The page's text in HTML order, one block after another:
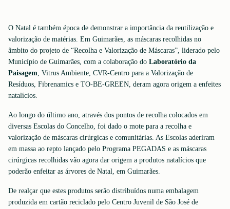
O Natal é também época de demonstrar a importância da reutilização e
valorização de matérias. Em Guimarães, as máscaras recolhidas no
âmbito do projeto de “Recolha e Valorização de Máscaras”, liderado pelo
Município de Guimarães, com a colaboração do Laboratório da
Paisagem, Vitrus Ambiente, CVR-Centro para a Valorização de
Resíduos, Fibrenamics e TO-BE-GREEN, deram agora origem a enfeites
natalícios.
Ao longo do último ano, através dos pontos de recolha colocados em
diversas Escolas do Concelho, foi dado o mote para a recolha e
valorização de máscaras cirúrgicas e comunitárias. As Escolas aderiram
em massa ao repto lançado pelo Programa PEGADAS e as máscaras
cirúrgicas recolhidas vão agora dar origem a produtos natalícios que
poderão enfeitar as árvores de Natal, em Guimarães.
De realçar que estes produtos serão distribuídos numa embalagem
produzida em cartão reciclado pelo Centro Juvenil de São José de